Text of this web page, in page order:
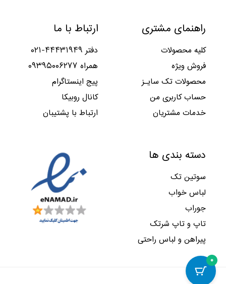
راهنمای مشتری
کلیه محصولات
فروش ویژه
محصولات تک سایـز
حساب کاربری من
خدمات مشتریان
ارتباط با ما
دفتر ۴۴۴۳۱۹۴۹-۰۲۱
همراه ۰۹۳۹۵۰۰۶۲۷۷
پیج اینستاگرام
کانال روبیکا
ارتباط با پشتیبان
دسته بندی ها
سوتین تک
لباس خواب
جوراب
تاپ و تاپ شرتک
پیراهن و لباس راحتی
۰